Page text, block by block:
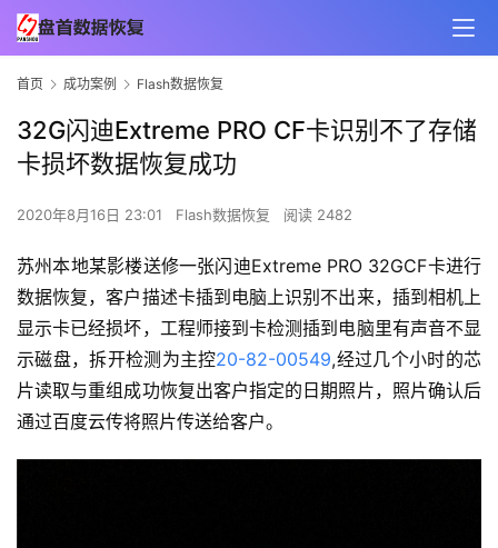
首页 成功案例 Flash数据恢复
32G闪迪Extreme PRO CF卡识别不了存储
卡损坏数据恢复成功
2020年8月16日 23:01 Flash数据恢复 阅读 2482
苏州本地某影楼送修一张闪迪Extreme PRO 32GCF卡进行
数据恢复，客户描述卡插到电脑上识别不出来，插到相机上
显示卡已经损坏，工程师接到卡检测插到电脑里有声音不显
示磁盘，拆开检测为主控20-82-00549,经过几个小时的芯
片读取与重组成功恢复出客户指定的日期照片，照片确认后
通过百度云传将照片传送给客户。